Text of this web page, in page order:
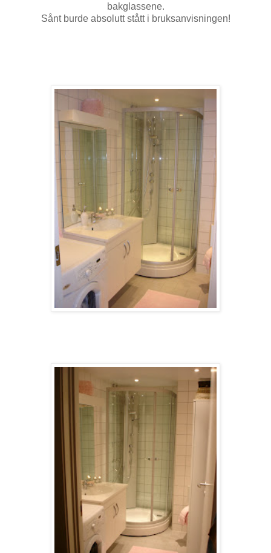
bakglassene.
Sånt burde absolutt stått i bruksanvisningen!